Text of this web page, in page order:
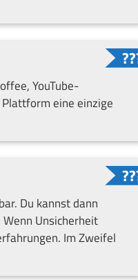
YouTube-
eine einzige
Du kannst dann
Unsicherheit
Im Zweifel